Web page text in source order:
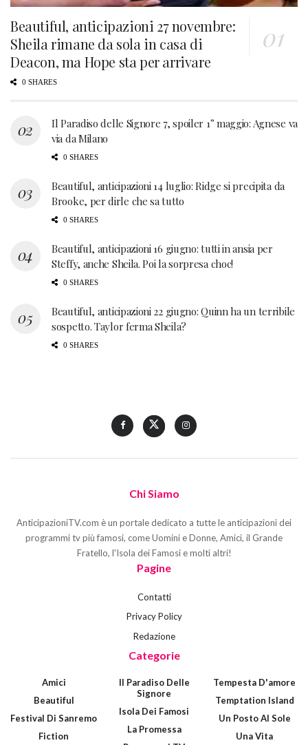
Beautiful, anticipazioni 27 novembre:
Sheila rimane da sola in casa di
Deacon, ma Hope sta per arrivare
0 SHARES
Il Paradiso delle Signore 7, spoiler 1° maggio: Agnese va
via da Milano
0 SHARES
Beautiful, anticipazioni 14 luglio: Ridge si precipita da
Brooke, per dirle che sa tutto
0 SHARES
Beautiful, anticipazioni 16 giugno: tutti in ansia per
Steffy, anche Sheila. Poi la sorpresa choc!
0 SHARES
Beautiful, anticipazioni 22 giugno: Quinn ha un terribile
sospetto. Taylor ferma Sheila?
0 SHARES
Chi Siamo
AnticipazioniTV.com è un portale dedicato a tutte le anticipazioni dei
programmi tv più famosi, come Uomini e Donne, Amici, il Grande
Fratello, l'Isola dei Famosi e molti altri!
Pagine
Contatti
Privacy Policy
Redazione
Categorie
Amici
Beautiful
Festival Di Sanremo
Fiction
Il Paradiso Delle
Signore
Isola Dei Famosi
La Promessa
Tempesta D'amore
Temptation Island
Un Posto Al Sole
Una Vita